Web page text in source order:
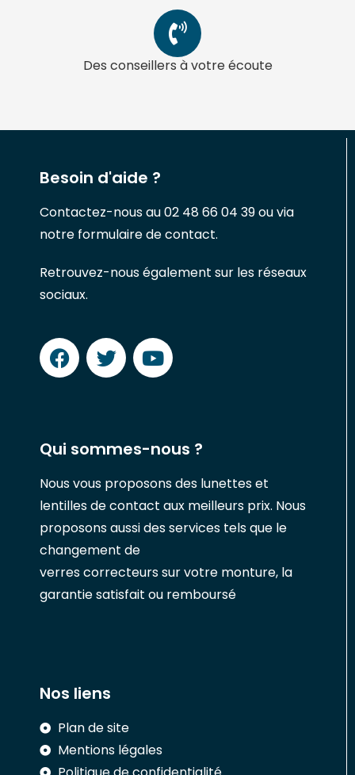
Des conseillers à votre écoute
Besoin d'aide ?
Contactez-nous au 02 48 66 04 39 ou via
notre formulaire de contact.
Retrouvez-nous également sur les réseaux
sociaux.
Qui sommes-nous ?
Nous vous proposons des lunettes et
lentilles de contact aux meilleurs prix. Nous
proposons aussi des services tels que le
changement de
verres correcteurs sur votre monture, la
garantie satisfait ou remboursé
Nos liens
Plan de site
Mentions légales